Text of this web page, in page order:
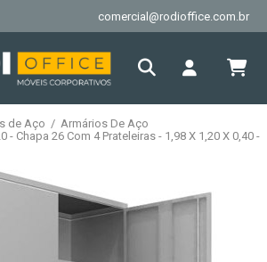
comercial@rodioffice.com.br
de Aço
Armários De Aço
- Chapa 26 Com 4 Prateleiras - 1,98 X 1,20 X 0,40 -